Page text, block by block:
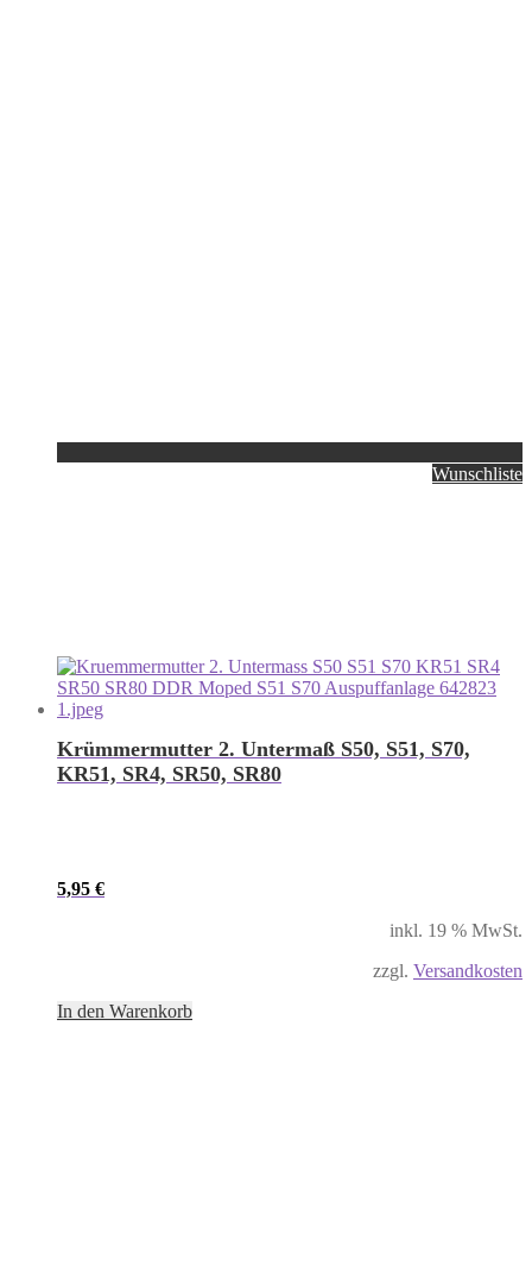
Wunschliste
Krümmermutter 2. Untermaß S50, S51, S70,
KR51, SR4, SR50, SR80
5,95 €
inkl. 19 % MwSt.
zzgl. Versandkosten
In den Warenkorb